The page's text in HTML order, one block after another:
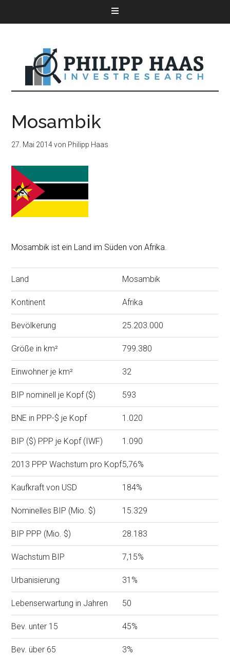
Mosambik
27. Mai 2014von Philipp Haas
Mosambik ist ein Land im Süden von Afrika.
Land Mosambik
Kontinent Afrika
Bevölkerung 25.203.000
Größe in km² 799.380
Einwohner je km² 32
BIP nominell je Kopf ($) 593
BNE in PPP-$ je Kopf 1.020
BIP ($) PPP je Kopf (IWF) 1.090
2013 PPP Wachstum pro Kopf5,76%
Kaufkraft von USD 184%
Nominelles BIP (Mio. $) 15.329
BIP PPP (Mio. $) 28.183
Wachstum BIP 7,15%
Urbanisierung 31%
Lebenserwartung in Jahren 50
Bev. unter 15 45%
Bev. über 65 3%